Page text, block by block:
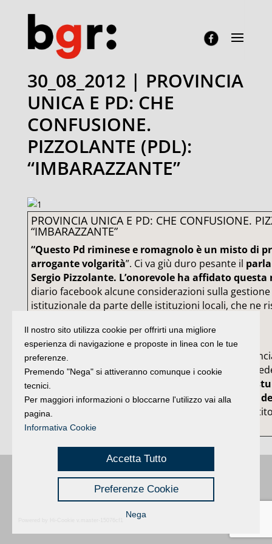
30_08_2012 | PROVINCIA
UNICA E PD: CHE
CONFUSIONE.
PIZZOLANTE (PDL):
“IMBARAZZANTE”
PROVINCIA UNICA E PD: CHE CONFUSIONE.
“IMBARAZZANTE”
“Questo Pd riminese e romagnolo è un misto di
arrogante volgarità”. Ci va giù duro pesante il
Sergio Pizzolante. L’onorevole ha affidato
diario facebook alcune considerazioni sulla
istituzionale da parte delle istituzioni locali, che ne
“Sulla Provincia unica sindaci e presidenti di
convocare a Ravenna in una sede di partito nella
presidente della Regione.
La Prefettura e la
Commercio dove vanno? Lo si decide nella sede
dopo che c’è stato un accordo ad una festa di
Forlì e Ravenna….imbarazzante!”.
Buongiorno:Riminié una testata registrata presso il Tribunale di Rimini
registrazione n. 2 /28/02/2012| © 2024 buongiornoRimini
Privacy | Credits
Il nostro sito utilizza cookie per offrirti una migliore
esperienza di navigazione e proposte in linea con le tue
preferenze.
Premendo "Nega" si attiveranno comunque i cookie
tecnici.
Per maggiori informazioni o bloccarne l'utilizzo vai alla
pagina.
Informativa Cookie
Accetta Tutto
Preferenze Cookie
Nega